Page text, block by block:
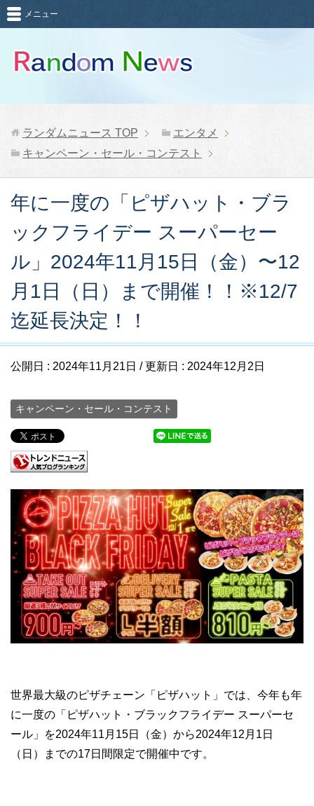
メニュー
ランダムニュース TOP
エンタメ
キャンペーン・セール・コンテスト
年に一度の「ピザハット・ブラ
ックフライデー スーパーセー
ル」2024年11月15日（金）〜12
月1日（日）まで開催！！※12/7
迄延長決定！！
公開日 : 2024年11月21日 / 更新日 : 2024年12月2日
キャンペーン・セール・コンテスト
世界最大級のピザチェーン「ピザハット」では、今年も年
に一度の「ピザハット・ブラックフライデー スーパーセ
ール」を2024年11月15日（金）から2024年12月1日
（日）までの17日間限定で開催中です。